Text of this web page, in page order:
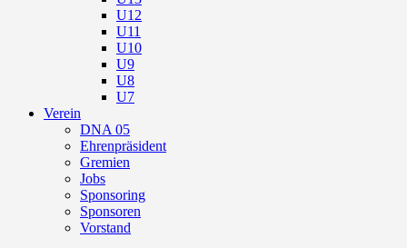
U12
U11
U10
U9
U8
U7
Verein
DNA 05
Ehrenpräsident
Gremien
Jobs
Sponsoring
Sponsoren
Vorstand